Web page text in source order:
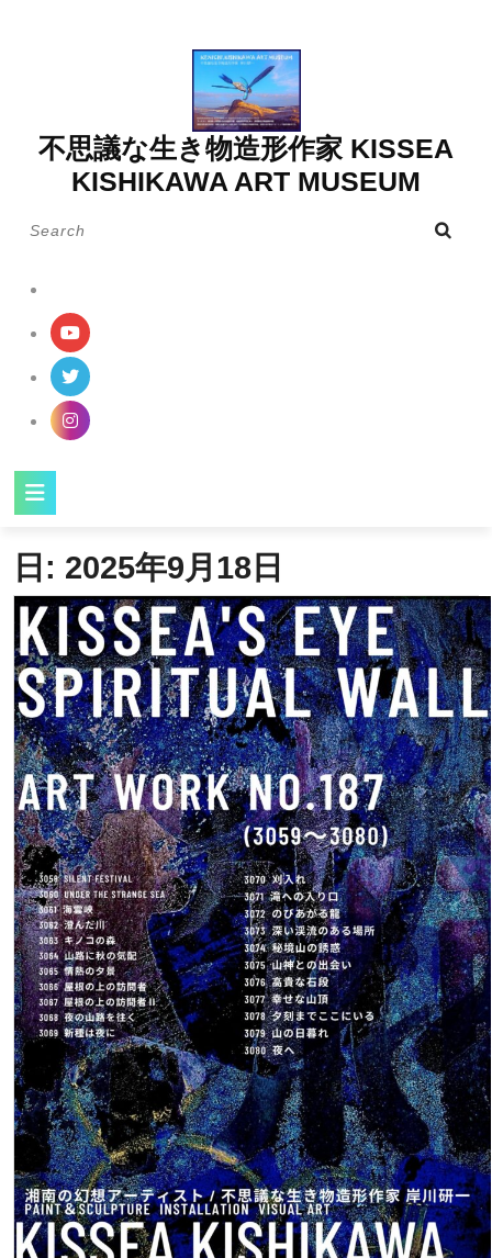
不思議な生き物造形作家 KISSEA
KISHIKAWA ART MUSEUM
日: 2025年9月18日